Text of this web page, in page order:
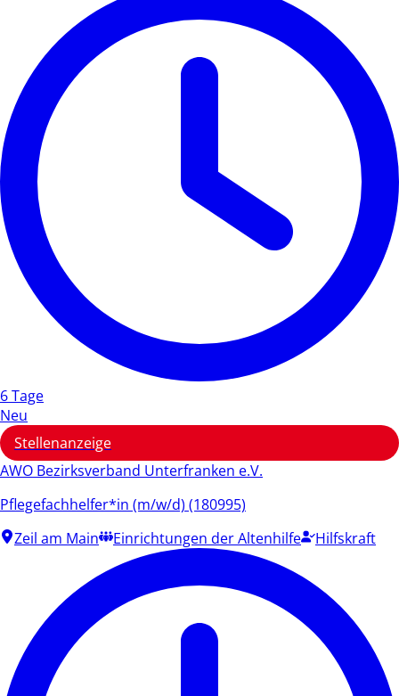
6 Tage
Neu
Stellenanzeige
AWO Bezirksverband Unterfranken e.V.
Pflegefachhelfer*in (m/w/d) (180995)
Zeil am Main
Einrichtungen der Altenhilfe Hilfskraft